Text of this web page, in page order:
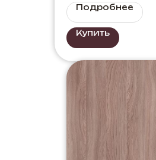
Подробнее
Купить